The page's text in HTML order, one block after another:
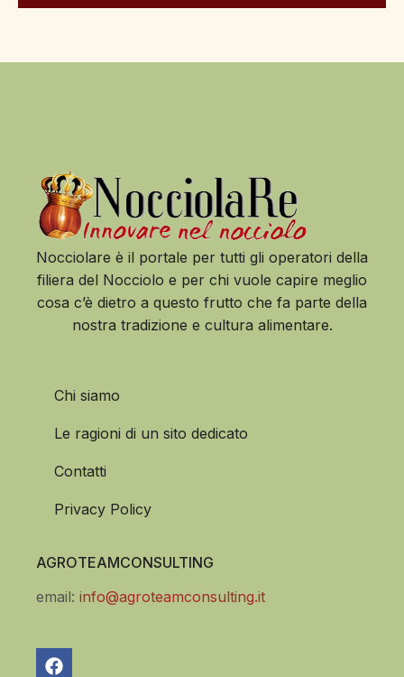
Nocciolare è il portale per tutti gli operatori della
filiera del Nocciolo e per chi vuole capire meglio
cosa c’è dietro a questo frutto che fa parte della
nostra tradizione e cultura alimentare.
Chi siamo
Le ragioni di un sito dedicato
Contatti
Privacy Policy
AGROTEAMCONSULTING
email: info@agroteamconsulting.it